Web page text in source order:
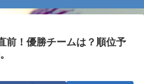
前！優勝チームは？順位予